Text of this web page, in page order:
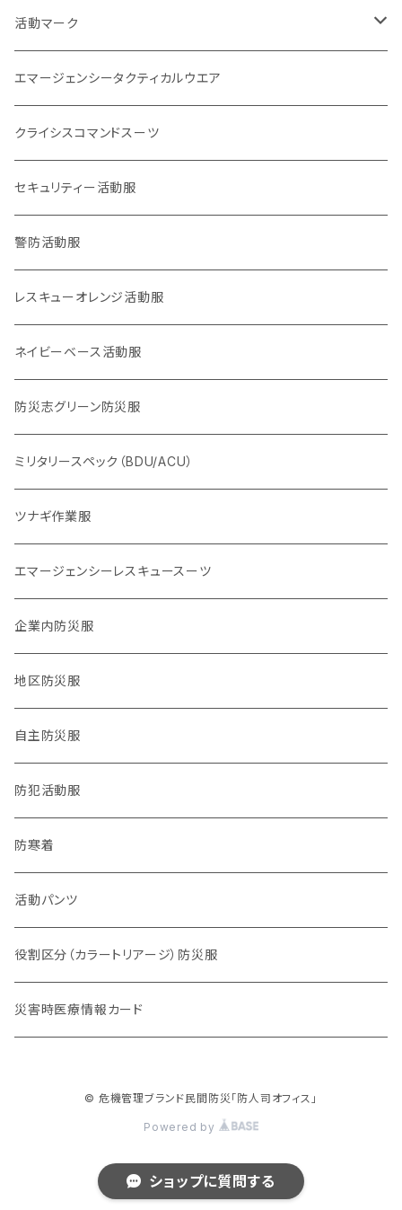
企画室
身分証
オフィシャル
刺繍パッチ
1点もの
活動マーク
POLICE EYE
災害事案別
2017九州北部豪雨
2018西日本豪雨
2016,4熊本地震
2024,1,1 能登半島地震
2024.9,21 能登北部豪雨
チャリティマーク
KOKONI KITE
オールジャパン支援
活動マーク
トレードマーク
ロイヤリティマーク
通信系
操作・資格・技術・技能系
車両系
重機系
体力系
ヘルプセンター系
物資系
サバイバル系
タクティカル系
医療系
公職バックアップ系
防犯・防災警戒系
チーム系
動物系
エマージェンシータクティカルウエア
クライシスコマンドスーツ
セキュリティー活動服
警防活動服
レスキューオレンジ活動服
ネイビーベース活動服
防災志グリーン防災服
ミリタリースペック（BDU/ACU）
ツナギ作業服
エマージェンシーレスキュースーツ
企業内防災服
地区防災服
自主防災服
防犯活動服
防寒着
活動パンツ
役割区分（カラートリアージ）防災服
災害時医療情報カード
© 危機管理ブランド民間防災「防人司オフィス」
Powered by
ショップに質問する